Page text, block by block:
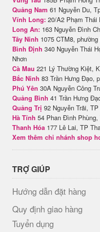
Quảng Nam 61 Nguyễn Du,
Vĩnh Long: 20/A2 Phạm Thái
Long An: 163 Nguyễn Đình
Tây Ninh 1075 CTM8,
Bình Định 340 Nguyễn Thái
Nhơn
Cà Mau 221 Lý Thường Kiệt,
Bắc Ninh 83 Trần Hưng Đạo,
Phú Yên 30A Nguyễn Công
Quảng Bình 41 Trần Hưng
Quảng Trị 92 Nguyễn Trãi,
Hà Tĩnh 54 Phan Đình
Thanh Hóa 177 Lê Lai, TP
Xem thêm chi nhánh shop
TRỢ GIÚP
Hướng dẫn đặt hàng
Quy định giao hàng
Tuyển dụng